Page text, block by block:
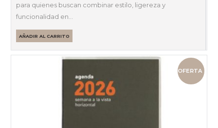
era:
7,62 €.
es:
6,48 €.
para quienes buscan combinar estilo, ligereza y
funcionalidad en…
AÑADIR AL CARRITO
OFERTA